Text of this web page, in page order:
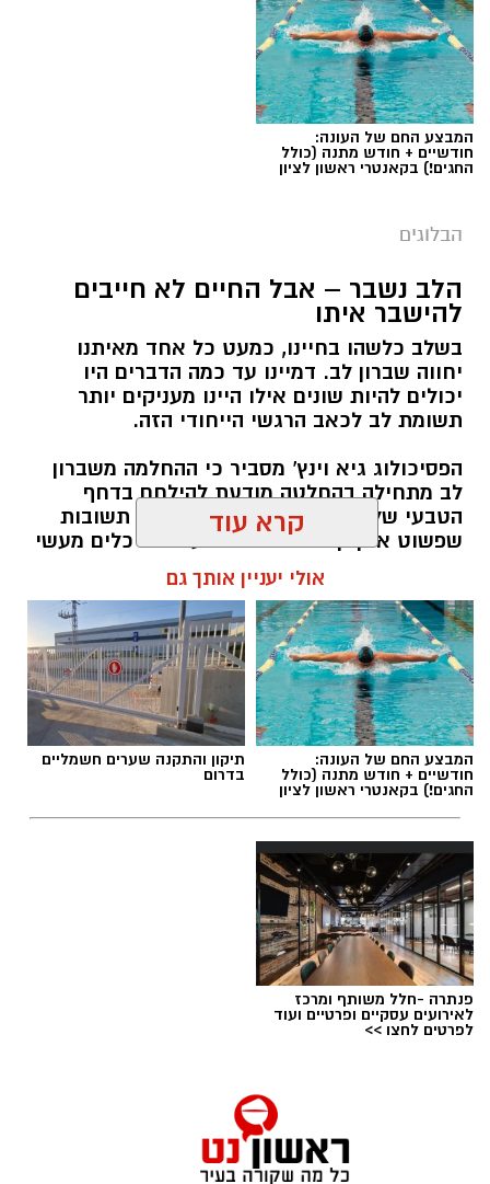
יש לכם מידע חשוב שטרם נחשף? צילומים מאירוע
חדשותי? מצאתם טעות בכתבה? נשמח שתשתפו
אותנו
המבצע החם של העונה:
חודשיים + חודש מתנה (כולל
החגים!) בקאנטרי ראשון לציון
הבלוגים
הלב נשבר – אבל החיים לא חייבים
להישבר איתו
בשלב כלשהו בחיינו, כמעט כל אחד מאיתנו
יחווה שברון לב. דמיינו עד כמה הדברים היו
יכולים להיות שונים אילו היינו מעניקים יותר
תשומת לב לכאב הרגשי הייחודי הזה.
הפסיכולוג גיא וינץ' מסביר כי ההחלמה משברון
לב מתחילה בהחלטה מודעת להילחם בדחף
הטבעי שלנו לייפות את העבר ולחפש תשובות
שפשוט אינן קיימות. הוא מציע ארגז כלים מעשי
שיעזור לנו, בהדרגה, להשתחרר מהכאב ולהמשיך
הלב שלנו אולי נשבר לפעמים, אבל אנחנו לא
חייבים להישבר יחד איתו.
מערכת האתר / 09:04 23.07.26
תגים:טד
קרא עוד
אולי יעניין אותך גם
המבצע החם של העונה:
חודשיים + חודש מתנה (כולל
החגים!) בקאנטרי ראשון לציון
תיקון והתקנה שערים חשמליים
בדרום
פנתרה -חלל משותף ומרכז
לאירועים עסקיים ופרטיים ועוד
לפרטים לחצו >>